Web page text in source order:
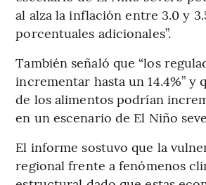
al alza la inflación entre 3.0 y
porcentuales adicionales”.
También señaló que “los
incrementar hasta un 14.4%” y
de los alimentos podrían
en un escenario de El Niño
El informe sostuvo que la
regional frente a fenómenos